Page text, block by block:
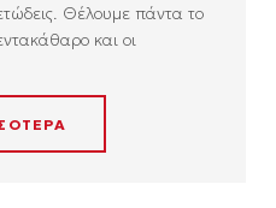
Θέλουμε πάντα το
και οι